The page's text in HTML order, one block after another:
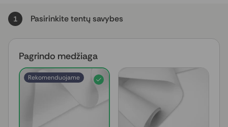
1 Pasirinkite tentų savybes
Pagrindo medžiaga
Rekomenduojame